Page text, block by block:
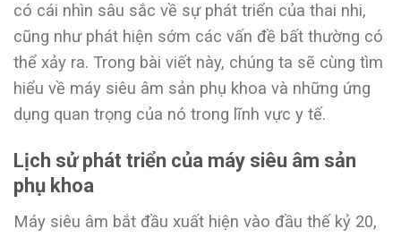
có cái nhìn sâu sắc về sự phát triển của thai nhi,
cũng như phát hiện sớm các vấn đề bất thường có
thể xảy ra. Trong bài viết này, chúng ta sẽ cùng tìm
hiểu về máy siêu âm sản phụ khoa và những ứng
dụng quan trọng của nó trong lĩnh vực y tế.
Lịch sử phát triển của máy siêu âm sản
phụ khoa
Máy siêu âm bắt đầu xuất hiện vào đầu thế kỷ 20,